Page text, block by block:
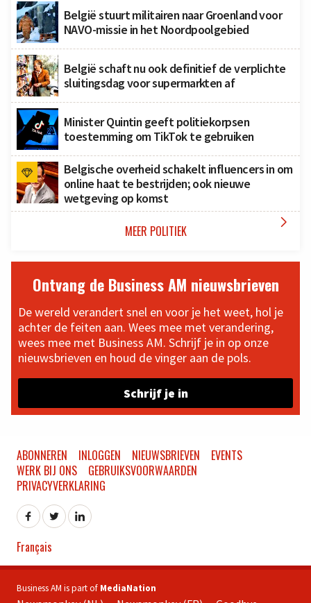
België stuurt militairen naar Groenland voor
NAVO-missie in het Noordpoolgebied
België schaft nu ook definitief de verplichte
sluitingsdag voor supermarkten af
Minister Quintin geeft politiekorpsen
toestemming om TikTok te gebruiken
Belgische overheid schakelt influencers in om
online haat te bestrijden; ook nieuwe
wetgeving op komst
MEER POLITIEK 
Ontvang de Business AM nieuwsbrieven
De wereld verandert snel en voor je het weet, hol je
achter de feiten aan. Wees mee met verandering,
wees mee met Business AM. Schrijf je in op onze
nieuwsbrieven en houd de vinger aan de pols.
Schrijf je in
ABONNEREN INLOGGEN NIEUWSBRIEVEN
EVENTS
WERK BIJ ONS
GEBRUIKSVOORWAARDEN
PRIVACYVERKLARING
Français
Business AM is part of MediaNation